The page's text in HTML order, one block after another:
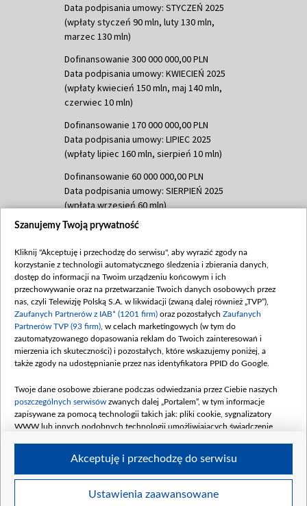
Data podpisania umowy: STYCZEŃ 2025
(wpłaty styczeń 90 mln, luty 130 mln,
marzec 130 mln)
Dofinansowanie 300 000 000,00 PLN
Data podpisania umowy: KWIECIEŃ 2025
(wpłaty kwiecień 150 mln, maj 140 mln,
czerwiec 10 mln)
Dofinansowanie 170 000 000,00 PLN
Data podpisania umowy: LIPIEC 2025
(wpłaty lipiec 160 mln, sierpień 10 mln)
Dofinansowanie 60 000 000,00 PLN
Data podpisania umowy: SIERPIEŃ 2025
(wpłata wrzesień 60 mln)
Dofinansowanie 635 783 051,21 PLN
(wpłata wrzesień 100 mln, październik 350
mln, listopad 265 mln)
Dofinansowanie 48 862 000,00 PLN
Data podpisania umowy: GRUDZIEŃ 2025
(wpłata grudzień 60,548 mln)
Dofinansowanie 900 000 000,00 PLN
Data podpisania umowy: LUTY 2026 (wpłata
kwiecień 180 mln, 7 maja 180 mln, 8
czerwca 90 mln)
Dofinansowanie 250 000 000,00 PLN
4 sierpnia 250 mln
Szanujemy Twoją prywatność
Kliknij "Akceptuję i przechodzę do serwisu", aby wyrazić zgody na
korzystanie z technologii automatycznego śledzenia i zbierania danych,
dostęp do informacji na Twoim urządzeniu końcowym i ich
przechowywanie oraz na przetwarzanie Twoich danych osobowych przez
nas, czyli Telewizję Polską S.A. w likwidacji (zwaną dalej również „TVP”),
Zaufanych Partnerów z IAB* (1201 firm) oraz pozostałych Zaufanych
Partnerów TVP (93 firm) , w celach marketingowych (w tym do
zautomatyzowanego dopasowania reklam do Twoich zainteresowań i
mierzenia ich skuteczności) i pozostałych, które wskazujemy poniżej, a
także zgody na udostępnianie przez nas identyfikatora PPID do Google.
Twoje dane osobowe zbierane podczas odwiedzania przez Ciebie naszych
poszczególnych serwisów zwanych dalej „Portalem”, w tym informacje
zapisywane za pomocą technologii takich jak: pliki cookie, sygnalizatory
WWW lub innych podobnych technologii umożliwiających świadczenie
Twoje dane osobowe zbierane podczas odwiedzania przez Ciebie
Ustawienia zaawansowane
Akceptuję i przechodzę do serwisu